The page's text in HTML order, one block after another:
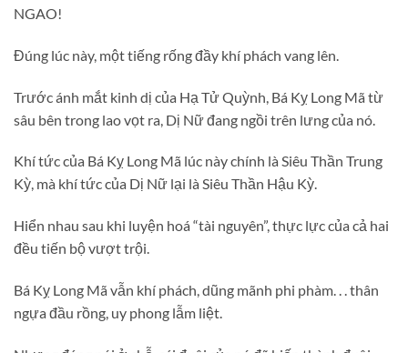
NGAO!
Đúng lúc này, một tiếng rống đầy khí phách vang lên.
Trước ánh mắt kinh dị của Hạ Tử Quỳnh, Bá Kỵ Long Mã từ
sâu bên trong lao vọt ra, Dị Nữ đang ngồi trên lưng của nó.
Khí tức của Bá Kỵ Long Mã lúc này chính là Siêu Thần Trung
Kỳ, mà khí tức của Dị Nữ lại là Siêu Thần Hậu Kỳ.
Hiển nhau sau khi luyện hoá “tài nguyên”, thực lực của cả hai
đều tiến bộ vượt trội.
Bá Kỵ Long Mã vẫn khí phách, dũng mãnh phi phàm. . . thân
ngựa đầu rồng, uy phong lẫm liệt.